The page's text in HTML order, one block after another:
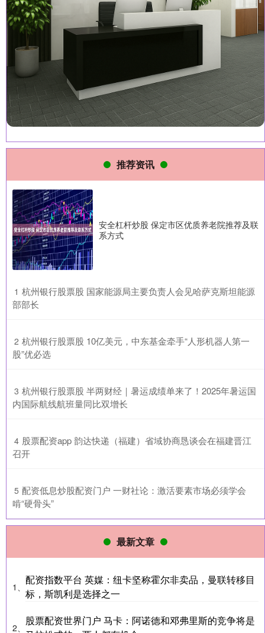
推荐资讯
安全杠杆炒股 保定市区优质养老院推荐及联
系方式
1 ​杭州银行股票股 国家能源局主要负责人会见哈萨克斯坦能源
部部长
2 ​杭州银行股票股 10亿美元，中东基金牵手“人形机器人第一
股”优必选
3 ​杭州银行股票股 半两财经｜暑运成绩单来了！2025年暑运国
内国际航线航班量同比双增长
4 ​股票配资app 韵达快递（福建）省域协商恳谈会在福建晋江
召开
5 ​配资低息炒股配资门户 一财社论：激活要素市场必须学会
啃“硬骨头”
最新文章
1、
配资指数平台 英媒：纽卡坚称霍尔非卖品，曼联转移目
标，斯凯利是选择之一
2、
股票配资世界门户 马卡：阿诺德和邓弗里斯的竞争将是